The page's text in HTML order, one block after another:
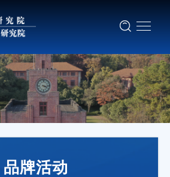
品牌活动